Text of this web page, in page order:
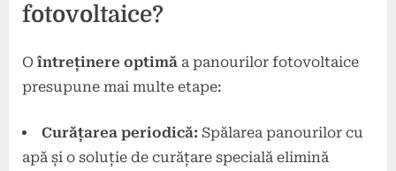
fotovoltaice?
O întreținere optimă a panourilor fotovoltaice
presupune mai multe etape:
Curățarea periodică: Spălarea panourilor cu
apă și o soluție de curățare specială elimină